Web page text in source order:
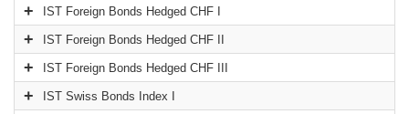
IST Foreign Bonds Hedged CHF I
IST Foreign Bonds Hedged CHF II
IST Foreign Bonds Hedged CHF III
IST Swiss Bonds Index I